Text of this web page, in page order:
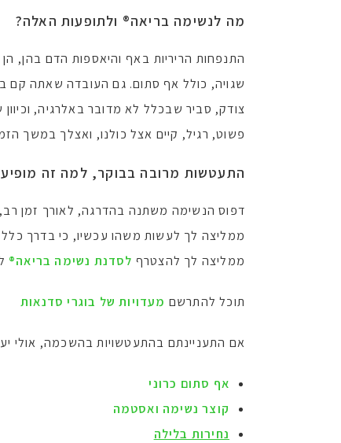
מה לנשימה בריאה® ולתופעות האלה?
התנפחות הריריות באף והיאספות הדם בהן,
שגויה, כולל אף סתום. גם העובדה שאתה קם
צודק, סביר שבכלל לא מדובר באלרגיה,
פשוט, רגיל, קיים אצל כולנו, ואצלך במשך
התעטשות מרובה בבוקר, למה זה
דפוס הנשימה משתנה בהדרגה, לאורך זמן רב,
ממליצה לך לעשות משהו עכשיו, כי בדרך
ממליצה לך להצטרף לסדנת נשימה בריאה®
תוכל להתרשם מעדויות של בוגרי סדנאות
אם התעניינתם בהתעטשויות בהשכמה, אולי
אף סתום כרוני
קוצר נשימה ואסטמה
נחירות בלילה